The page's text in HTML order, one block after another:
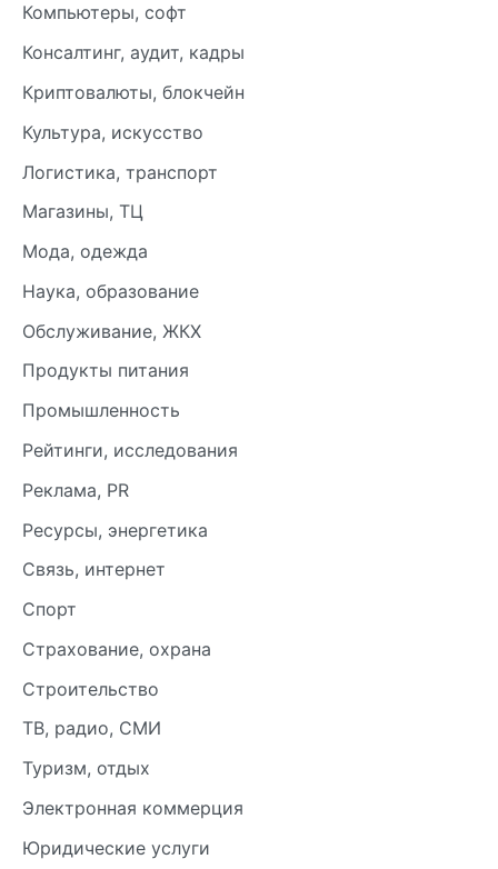
Компьютеры, софт
Консалтинг, аудит, кадры
Криптовалюты, блокчейн
Культура, искусство
Логистика, транспорт
Магазины, ТЦ
Мода, одежда
Наука, образование
Обслуживание, ЖКХ
Продукты питания
Промышленность
Рейтинги, исследования
Реклама, PR
Ресурсы, энергетика
Связь, интернет
Спорт
Страхование, охрана
Строительство
ТВ, радио, СМИ
Туризм, отдых
Электронная коммерция
Юридические услуги